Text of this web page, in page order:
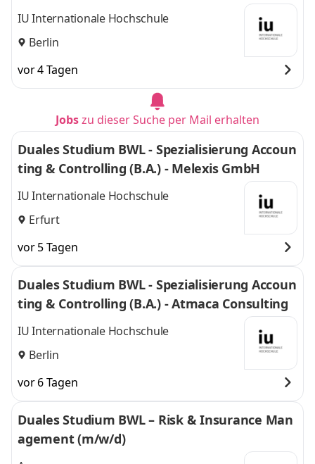
IU Internationale Hochschule
Berlin
vor 4 Tagen
Jobszu dieser Suche per Mail erhalten
Duales Studium BWL - Spezialisierung Accoun
ting & Controlling (B.A.) - Melexis GmbH
IU Internationale Hochschule
Erfurt
vor 5 Tagen
Duales Studium BWL - Spezialisierung Accoun
ting & Controlling (B.A.) - Atmaca Consulting
IU Internationale Hochschule
Berlin
vor 6 Tagen
Duales Studium BWL – Risk & Insurance Man
agement (m/w/d)